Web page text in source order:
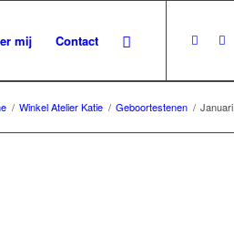
mij Contact
/ Winkel Atelier Katie / Geboortestenen / Januari